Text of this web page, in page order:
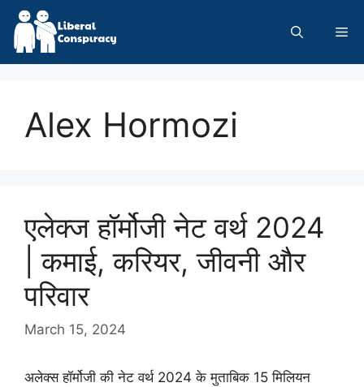
Skip
content
Alex Hormozi
एलेक्ज हॉर्मोजी नेट वर्थ 2024
| कमाई, करियर, जीवनी और
परिवार
March 15, 2024
अलेक्स हॉर्मोजी की नेट वर्थ 2024 के मुताबिक 15 मिलियन